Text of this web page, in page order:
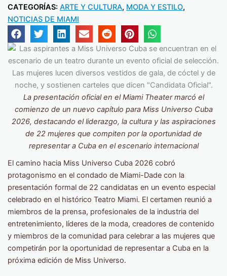
CATEGORÍAS: ARTE Y CULTURA, MODA Y ESTILO,
NOTICIAS DE MIAMI
La presentación oficial en el Miami Theater marcó el
comienzo de un nuevo capítulo para Miss Universo Cuba
2026, destacando el liderazgo, la cultura y las aspiraciones
de 22 mujeres que compiten por la oportunidad de
representar a Cuba en el escenario internacional
El camino hacia Miss Universo Cuba 2026 cobró
protagonismo en el condado de Miami-Dade con la
presentación formal de 22 candidatas en un evento especial
celebrado en el histórico Teatro Miami. El certamen reunió a
miembros de la prensa, profesionales de la industria del
entretenimiento, líderes de la moda, creadores de contenido
y miembros de la comunidad para celebrar a las mujeres que
competirán por la oportunidad de representar a Cuba en la
próxima edición de Miss Universo.